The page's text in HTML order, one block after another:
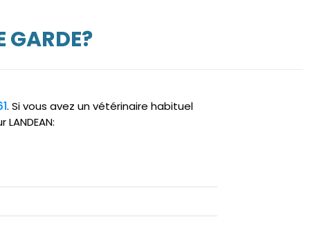
GARDE?
. Si vous avez un vétérinaire habituel